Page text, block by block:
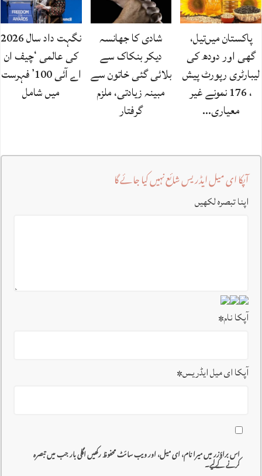
پاکستان میں‌تیل،
گھی اور دودھ کی
لیبارٹری رپورٹ پیش
، 176 نمونے غیر
معیاری…
شادی کا جھانسہ
دیکر بنکاک سے
بلائی گئی خاتون سے
مبینہ زیادتی، ملزم
گرفتار
نگہت داد سال 2026
کی عالمی ‘چیف ان
اے آئی 100’ فہرست
میں شامل
آپکا ای میل ایڈریس شائع نہیں کیا جائے گا
اپنا تبصرہ لکھیں
آپکا نام*
آپکا ای میل ایڈریس*
اس براؤزر میں میرا نام، ای میل، اور ویب سائٹ محفوظ رکھیں اگلی بار جب میں تبصرہ
کرنے کےلیے۔